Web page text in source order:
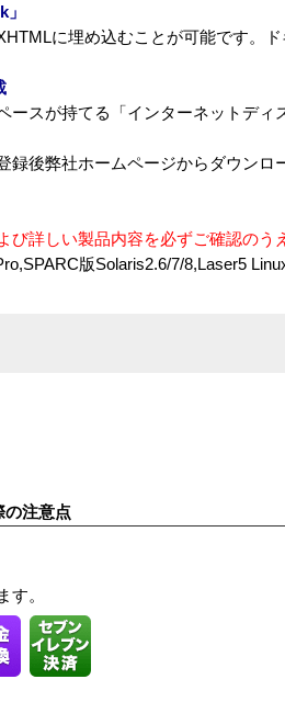
に埋め込むことが可能です。
ースが持てる「インターネットデ
後弊社ホームページからダウンロ
び詳しい製品内容を必ずご確認のう
版Solaris2.6/7/8,Laser5
の注意点
す。